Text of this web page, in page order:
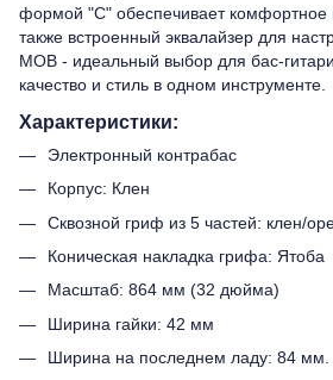
формой "C" обеспечивает комфортное
также встроенный эквалайзер для
MOB - идеальный выбор для бас-
качество и стиль в одном инструменте.
Характеристики:
Электронный контрабас
Корпус: Клен
Сквозной гриф из 5 частей: клен/
Коническая накладка грифа: Ятоба
Масштаб: 864 мм (32 дюйма)
Ширина гайки: 42 мм
Ширина на последнем ладу: 84 мм.